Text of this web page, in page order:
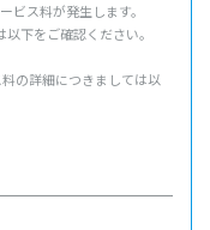
ビス料が発生します。
下をご確認ください。
の詳細につきましては以